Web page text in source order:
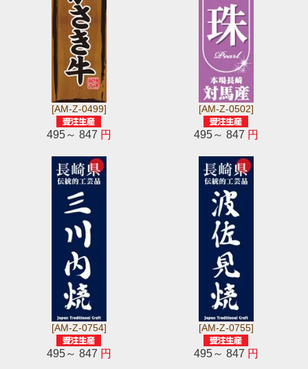
[AM-Z-0499]
495～ 847 円
[AM-Z-0502]
495～ 847 円
[AM-Z-0754]
495～ 847 円
[AM-Z-0755]
495～ 847 円